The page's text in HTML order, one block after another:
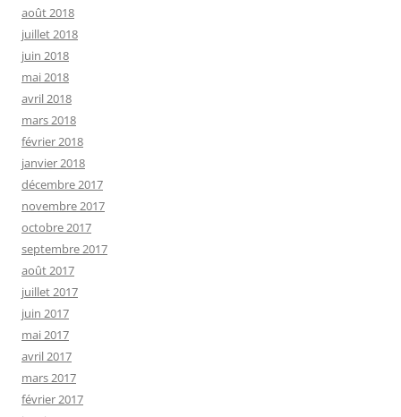
août 2018
juillet 2018
juin 2018
mai 2018
avril 2018
mars 2018
février 2018
janvier 2018
décembre 2017
novembre 2017
octobre 2017
septembre 2017
août 2017
juillet 2017
juin 2017
mai 2017
avril 2017
mars 2017
février 2017